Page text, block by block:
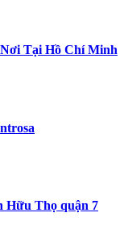
Tại Hồ Chí Minh
Hữu Thọ quận 7